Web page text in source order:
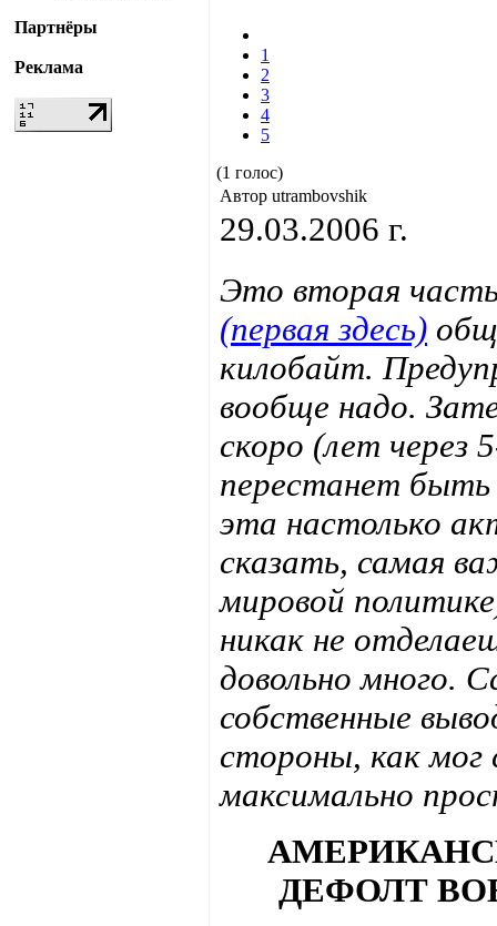
Партнёры
Реклама
1
2
3
4
5
(1 голос)
Автор utrambovshik
29.03.2006 г.
Это вторая
(первая здесь)
килобайт.
вообще надо.
скоро (лет через
перестанет
эта настолько
сказать, самая
мировой
никак не
довольно много.
собственные
стороны, как мог
максимально
ДЕФОЛТ